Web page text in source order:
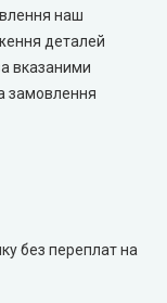
наш
деталей
вказаними
замовлення
без переплат на